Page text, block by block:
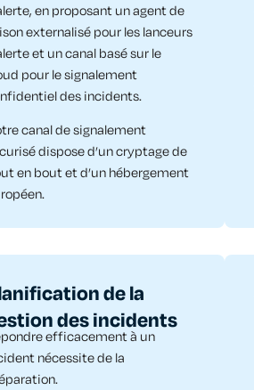
en proposant un agent de
externalisé pour les lanceurs
et un canal basé sur le
pour le signalement
des incidents.
canal de signalement
dispose d’un cryptage de
en bout et d’un hébergement
de la
des incidents
efficacement à un
nécessite de la